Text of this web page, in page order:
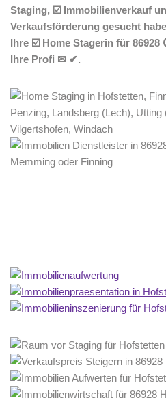
Staging, ☑️ Immobilienverkauf
Verkaufsförderung gesucht
Ihre ☑️ Home Stagerin für
Ihre Profi ✉ ✔.